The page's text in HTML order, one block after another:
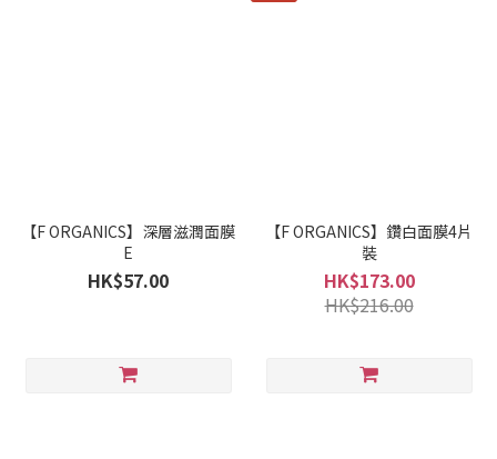
【F ORGANICS】深層滋潤面膜
E
HK$57.00
【F ORGANICS】鑽白面膜4片
裝
HK$173.00
HK$216.00